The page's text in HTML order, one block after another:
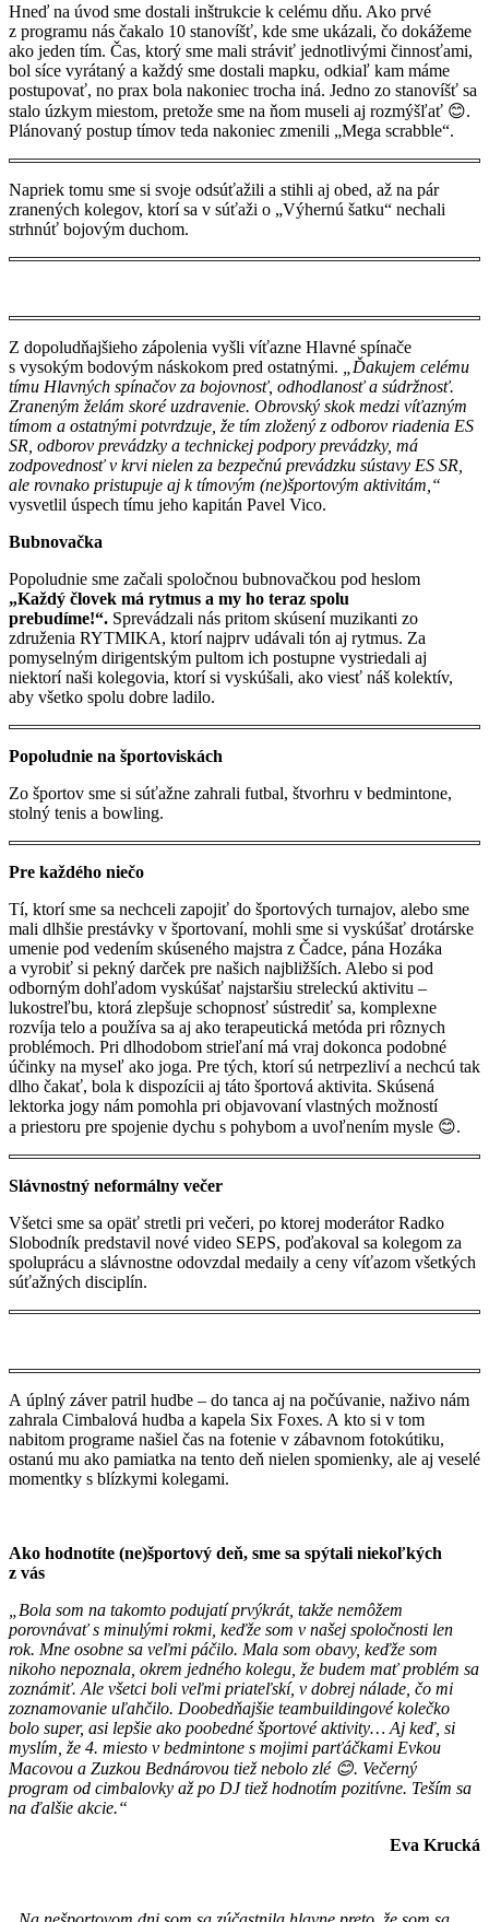
Hneď na úvod sme dostali inštrukcie k celému dňu. Ako prvé
z programu nás čakalo 10 stanovíšť, kde sme ukázali, čo dokážeme
ako jeden tím. Čas, ktorý sme mali stráviť jednotlivými činnosťami,
bol síce vyrátaný a každý sme dostali mapku, odkiaľ kam máme
postupovať, no prax bola nakoniec trocha iná. Jedno zo stanovíšť sa
stalo úzkym miestom, pretože sme na ňom museli aj rozmýšľať 😊.
Plánovaný postup tímov teda nakoniec zmenili „Mega scrabble“.
Napriek tomu sme si svoje odsúťažili a stihli aj obed, až na pár
zranených kolegov, ktorí sa v súťaži o „Výhernú šatku“ nechali
strhnúť bojovým duchom.
Z dopoludňajšieho zápolenia vyšli víťazne Hlavné spínače
s vysokým bodovým náskokom pred ostatnými.
„Ďakujem celému
tímu Hlavných spínačov za bojovnosť, odhodlanosť a súdržnosť.
Zraneným želám skoré uzdravenie. Obrovský skok medzi víťazným
tímom a ostatnými potvrdzuje, že tím zložený z odborov riadenia ES
SR, odborov prevádzky a technickej podpory prevádzky, má
zodpovednosť v krvi nielen za bezpečnú prevádzku sústavy ES SR,
ale rovnako pristupuje aj k tímovým (ne)športovým aktivitám,“
vysvetlil úspech tímu jeho kapitán Pavel Vico.
Bubnovačka
Popoludnie sme začali spoločnou bubnovačkou pod heslom
„Každý človek má rytmus a my ho teraz spolu
prebudíme!“. Sprevádzali nás pritom skúsení muzikanti zo
združenia RYTMIKA, ktorí najprv udávali tón aj rytmus. Za
pomyselným dirigentským pultom ich postupne vystriedali aj
niektorí naši kolegovia, ktorí si vyskúšali, ako viesť náš kolektív,
aby všetko spolu dobre ladilo.
Popoludnie na športoviskách
Zo športov sme si súťažne zahrali futbal, štvorhru v bedmintone,
stolný tenis a bowling.
Pre každého niečo
Tí, ktorí sme sa nechceli zapojiť do športových turnajov, alebo sme
mali dlhšie prestávky v športovaní, mohli sme si vyskúšať drotárske
umenie pod vedením skúseného majstra z Čadce, pána Hozáka
a vyrobiť si pekný darček pre našich najbližších. Alebo si pod
odborným dohľadom vyskúšať najstaršiu streleckú aktivitu –
lukostreľbu, ktorá zlepšuje schopnosť sústrediť sa, komplexne
rozvíja telo a používa sa aj ako terapeutická metóda pri rôznych
problémoch. Pri dlhodobom strieľaní má vraj dokonca podobné
účinky na myseľ ako joga. Pre tých, ktorí sú netrpezliví a nechcú tak
dlho čakať, bola k dispozícii aj táto športová aktivita. Skúsená
lektorka jogy nám pomohla pri objavovaní vlastných možností
a priestoru pre spojenie dychu s pohybom a uvoľnením mysle 😊.
Slávnostný neformálny večer
Všetci sme sa opäť stretli pri večeri, po ktorej moderátor Radko
Slobodník predstavil nové video SEPS, poďakoval sa kolegom za
spoluprácu a slávnostne odovzdal medaily a ceny víťazom všetkých
súťažných disciplín.
A úplný záver patril hudbe – do tanca aj na počúvanie, naživo nám
zahrala Cimbalová hudba a kapela Six Foxes. A kto si v tom
nabitom programe našiel čas na fotenie v zábavnom fotokútiku,
ostanú mu ako pamiatka na tento deň nielen spomienky, ale aj veselé
momentky s blízkymi kolegami.
Ako hodnotíte (ne)športový deň, sme sa spýtali niekoľkých
z vás
„Bola som na takomto podujatí prvýkrát, takže nemôžem
porovnávať s minulými rokmi, keďže som v našej spoločnosti len
rok. Mne osobne sa veľmi páčilo. Mala som obavy, keďže som
nikoho nepoznala, okrem jedného kolegu, že budem mať problém sa
zoznámiť. Ale všetci boli veľmi priateľskí, v dobrej nálade, čo mi
zoznamovanie uľahčilo. Doobedňajšie teambuildingové kolečko
bolo super, asi lepšie ako poobedné športové aktivity… Aj keď, si
myslím, že 4. miesto v bedmintone s mojimi parťáčkami Evkou
Macovou a Zuzkou Bednárovou tiež nebolo zlé 😊. Večerný
program od cimbalovky až po DJ tiež hodnotím pozitívne. Teším sa
na ďalšie akcie.“
Eva Krucká